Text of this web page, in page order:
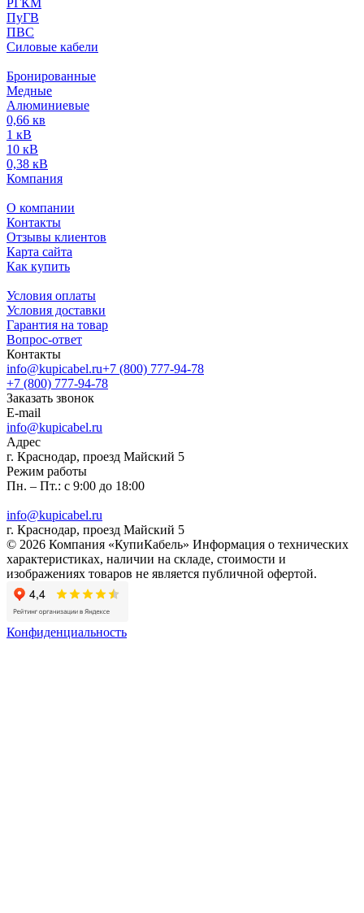
РГКМ
ПуГВ
ПВС
Силовые кабели
Бронированные
Медные
Алюминиевые
0,66 кв
1 кВ
10 кВ
0,38 кВ
Компания
О компании
Контакты
Отзывы клиентов
Карта сайта
Как купить
Условия оплаты
Условия доставки
Гарантия на товар
Вопрос-ответ
Контакты
info@kupicabel.ru+7 (800) 777-94-78
+7 (800) 777-94-78
Заказать звонок
E-mail
info@kupicabel.ru
Адрес
г. Краснодар, проезд Майский 5
Режим работы
Пн. – Пт.: с 9:00 до 18:00
info@kupicabel.ru
г. Краснодар, проезд Майский 5
© 2026 Компания «КупиКабель» Информация о технических
характеристиках, наличии на складе, стоимости и
изображениях товаров не является публичной офертой.
Конфиденциальность